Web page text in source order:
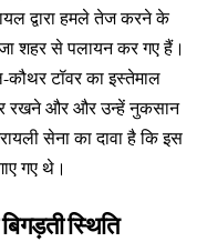
द्वारा हमले तेज करने के
शहर से पलायन कर गए हैं।
टॉवर का इस्तेमाल
रखने और और उन्हें नुकसान
सेना का दावा है कि इस
गए थे।
स्थिति